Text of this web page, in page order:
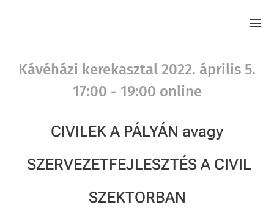
Kávéházi kerekasztal 2022. április 5.
17:00 - 19:00 online
CIVILEK A PÁLYÁN avagy
SZERVEZETFEJLESZTÉS A CIVIL
SZEKTORBAN